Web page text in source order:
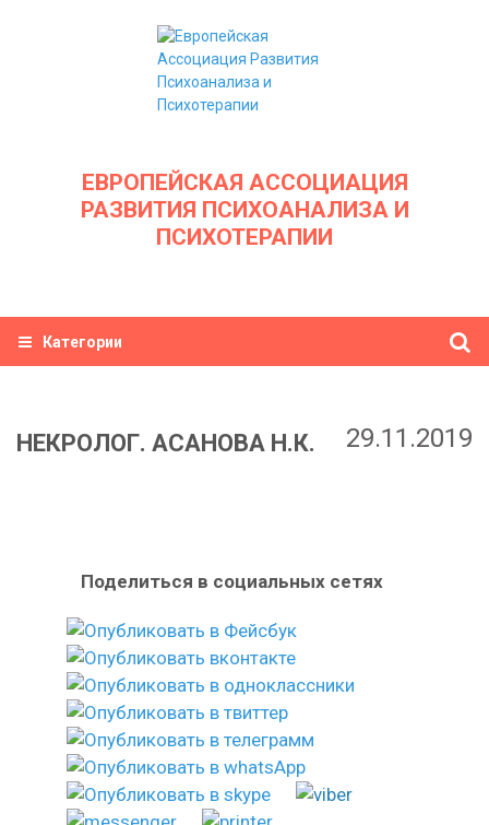
ЕВРОПЕЙСКАЯ АССОЦИАЦИЯ
РАЗВИТИЯ ПСИХОАНАЛИЗА И
ПСИХОТЕРАПИИ
Категории
НЕКРОЛОГ. АСАНОВА Н.К. 29.11.2019
Поделиться в социальных сетях